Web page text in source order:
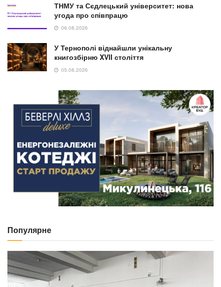
ТНМУ та Сєдлецький університет: нова
угода про співпрацю
06.08.2026
У Тернополі віднайшли унікальну
книгозбірню XVII століття
05.08.2026
Популярне